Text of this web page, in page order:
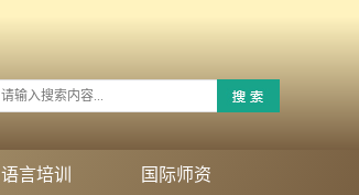
语言培训 国际师资